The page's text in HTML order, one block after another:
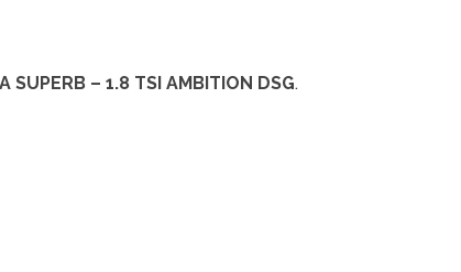
– 1.8 TSI AMBITION DSG.